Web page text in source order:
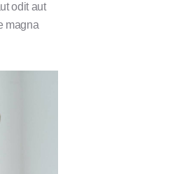
odit aut
magna